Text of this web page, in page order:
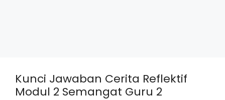
Kunci Jawaban Cerita Reflektif
Modul 2 Semangat Guru 2